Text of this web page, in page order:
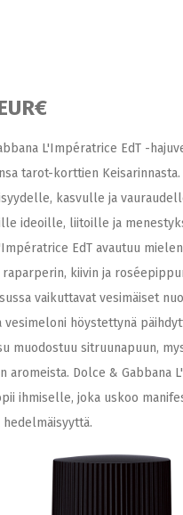
L'Impératrice EdT -
tarot-korttien
kasvulle ja
ideoille, liitoille ja
EdT avautuu
kiivin ja
vaikuttavat vesimäiset
vesimeloni höystettynä
muodostuu sitruunapuun,
aromeista. Dolce & Gabbana
ihmiselle, joka uskoo
hedelmäisyyttä.